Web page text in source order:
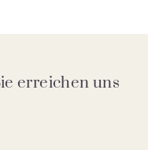
erreichen uns